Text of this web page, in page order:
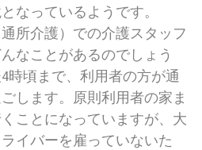
なっているようです。
所介護）での介護スタッフ
なことがあるのでしょう
時頃まで、利用者の方が通
します。原則利用者の家ま
ことになっていますが、大
イバーを雇っていないた